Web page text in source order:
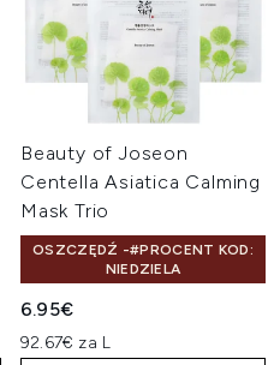
Beauty of Joseon
Centella Asiatica Calming
Mask Trio
OSZCZĘDŹ -#PROCENT KOD:
NIEDZIELA
6.95€
92.67€ za L